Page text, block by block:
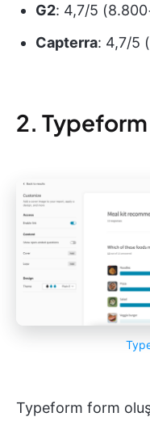
G2: 4,7/5
Capterra: 4,7/5
2. Typeform
Typeform form